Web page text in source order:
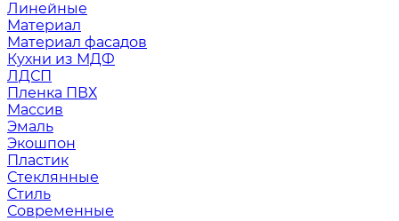
Линейные
Материал
Материал фасадов
Кухни из МДФ
ЛДСП
Пленка ПВХ
Массив
Эмаль
Экошпон
Пластик
Стеклянные
Стиль
Современные